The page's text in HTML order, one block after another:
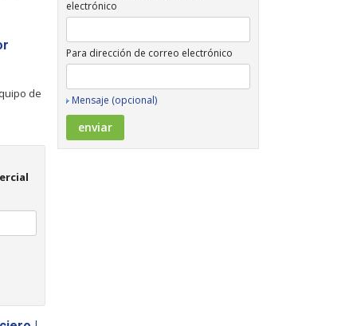
electrónico
Para dirección de correo electrónico
Mensaje (opcional)
de